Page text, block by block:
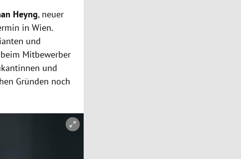
Heyng, neuer
in Wien.
und
Mitbewerber
und
Gründen noch